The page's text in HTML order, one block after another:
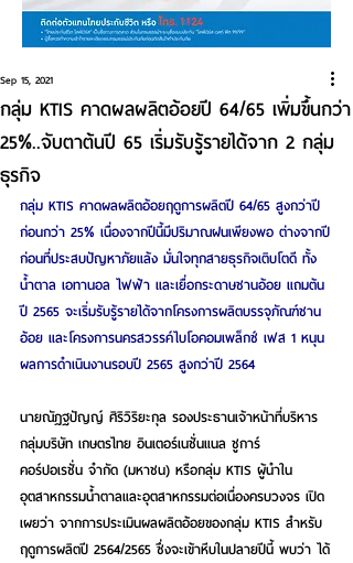
กลุ่ม KTIS คาดผลผลิตอ้อยปี 64/65 เพิ่มขึ้นกว่า
25%..จับตาต้นปี 65 เริ่มรับรู้รายได้จาก 2 กลุ่ม
ธุรกิจ
Sep 15, 2021
กลุ่ม KTIS คาดผลผลิตอ้อยฤดูการผลิตปี 64/65 สูงกว่าปี
ก่อนกว่า 25% เนื่องจากปีนี้มีปริมาณฝนเพียงพอ ต่างจากปี
ก่อนที่ประสบปัญหาภัยแล้ง มั่นใจทุกสายธุรกิจเติบโตดี ทั้ง
น้ำตาล เอทานอล ไฟฟ้า และเยื่อกระดาษชานอ้อย แถมต้น
ปี 2565 จะเริ่มรับรู้รายได้จากโครงการผลิตบรรจุภัณฑ์ชาน
อ้อย และโครงการนครสวรรค์ไบโอคอมเพล็กซ์ เฟส 1 หนุน
ผลการดำเนินงานรอบปี 2565 สูงกว่าปี 2564
นายณัฎฐปัญญ์ ศิริวิริยะกุล รองประธานเจ้าหน้าที่บริหาร
กลุ่มบริษัท เกษตรไทย อินเตอร์เนชั่นแนล ชูการ์
คอร์ปอเรชั่น จำกัด (มหาชน) หรือกลุ่ม KTIS ผู้นำใน
อุตสาหกรรมน้ำตาลและอุตสาหกรรมต่อเนื่องครบวงจร เปิด
เผยว่า จากการประเมินผลผลิตอ้อยของกลุ่ม KTIS สำหรับ
ฤดูการผลิตปี 2564/2565 ซึ่งจะเข้าหีบในปลายปีนี้ พบว่า ได้